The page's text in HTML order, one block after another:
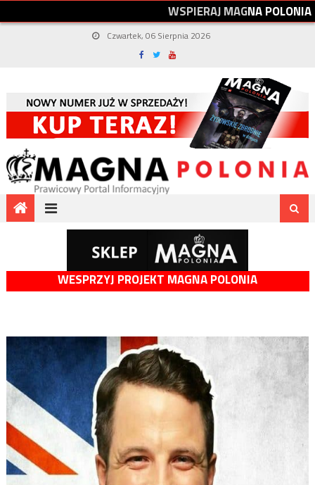
WSPIERAJMAGNAPOLONIA
Czwartek, 06 Sierpnia 2026
WESPRZYJ PROJEKT MAGNA POLONIA